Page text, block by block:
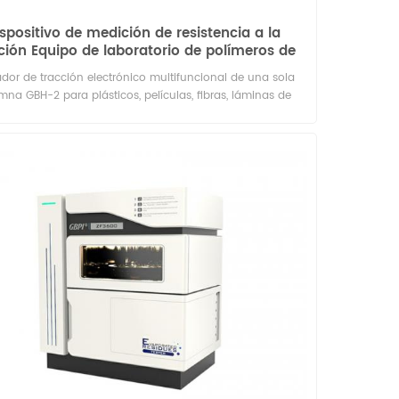
de medición de resistencia a la
Equipo de laboratorio de polímeros de
bolsas de plástico-GBH-2
de tracción electrónico multifuncional de una sola
GBH-2 para plásticos, películas, fibras, láminas de
usuarios.